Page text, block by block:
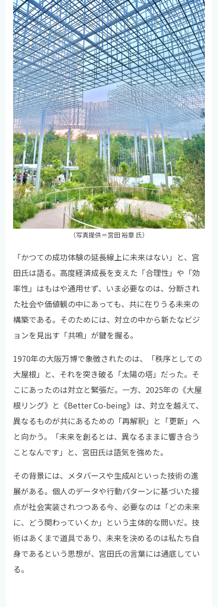
（写真提供＝宮田 裕章 氏）
「かつての成功体験の延長線上に未来はない」と、宮
田氏は語る。高度経済成長を支えた「合理性」や「効
率性」はもはや通用せず、いま必要なのは、分断され
た社会や価値観の中にあっても、共に在りうる未来の
構築である。そのためには、対立の中から新たなビジ
ョンを見出す「共鳴」が鍵を握る。
1970年の大阪万博で象徴されたのは、「秩序としての
大屋根」と、それを突き破る「太陽の塔」だった。そ
こにあったのは対立と緊張だ。一方、2025年の《大屋
根リング》と《Better Co-being》は、対立を越えて、
異なるものが共にあるための「再解釈」と「更新」へ
と向かう。「未来を創るとは、異なるままに響き合う
ことなんです」と、宮田氏は語気を強めた。
その背景には、メタバースや生成AIといった技術の進
展がある。個人のデータや行動パターンに基づいた接
点が社会実装されつつある今、必要なのは「どの未来
に、どう関わっていくか」という主体的な問いだ。技
術はあくまで道具であり、未来を決めるのは私たち自
身であるという思想が、宮田氏の言葉には通底してい
る。